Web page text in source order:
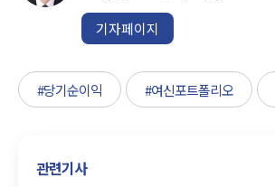
기자페이지
#당기순이익 #여신포트폴리오
관련기사